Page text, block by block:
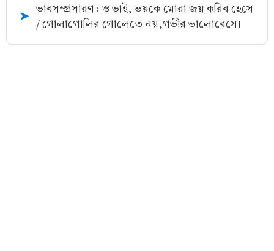
➤
ভাবসম্প্রসারণ : ও ভাই, ভয়কে মোরা জয় করিব হেসে
/ গোলাগোলির গোলেতে নয়,গভীর ভালোবেসে।